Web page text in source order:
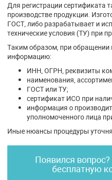
Для регистрации сертификата
производстве продукции.
ГОСТ, либо разрабатывает и
технические условия (ТУ) при
Таким образом, при обращении
информацию:
ИНН, ОГРН, реквизиты
наименования,
ГОСТ или ТУ;
сертификат ИСО при
информация о
уполномоченного лица
Иные нюансы процедуры
Появился
бесплатную